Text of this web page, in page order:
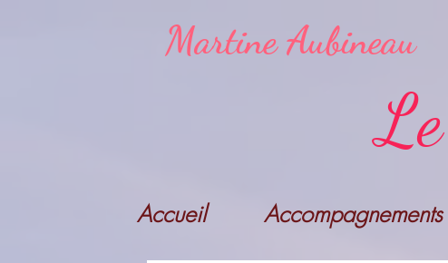
Martine Aubineau
Accueil Accompagnements